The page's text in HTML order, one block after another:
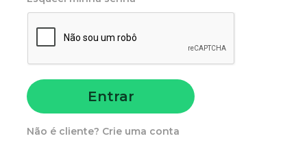
Entrar
Não é cliente? Crie uma conta